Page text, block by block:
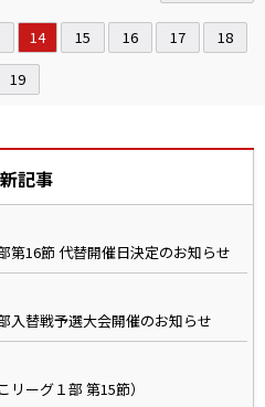
14 15 16 17
18
19
記事
第16節 代替開催日決定のお知らせ
入替戦予選大会開催のお知らせ
ーグ１部 第15節）